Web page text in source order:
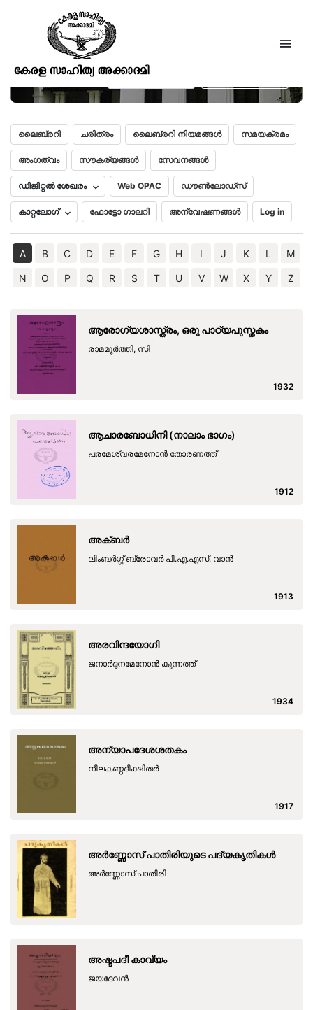
ശ്രീമഹാഭക്തചരിതാമൃതം
(ഒന്നാംഭാഗം)
മലയാളം
ലൈബ്രറി ചരിത്രം ലൈബ്രറി നിയമങ്ങൾ സമയക്രമം
അംഗത്വം സൗകര്യങ്ങൾ സേവനങ്ങൾ
ഡിജിറ്റൽ ശേഖരം Web OPAC ഡൗൺലോഡ്സ്
കാറ്റലോഗ് ഫോട്ടോ ഗാലറി അന്വേഷണങ്ങൾ Log in
A B C D E F G H I J K L M
N O P Q R S T U V W X Y Z
ആരോഗ്യശാസ്ത്രം, ഒരു പാഠ്യപുസ്തകം
രാമമൂര്‍ത്തി, സി
1932
ആചാരബോധിനി (നാലാം ഭാഗം)
പരമേശ്വരമേനോന്‍ തോരണത്ത്
1912
അക്ബര്‍
ലിംബര്‍ഗ്ഗ് ബ്രോവര്‍ പി.എ.എസ്. വാന്‍
1913
അരവിന്ദയോഗി
ജനാര്‍ദ്ദനമേനോന്‍ കുന്നത്ത്
1934
അന്യാപദേശശതകം
നീലകണ്ഠദീക്ഷിതര്‍
1917
അര്‍ണ്ണോസ് പാതിരിയുടെ പദ്യകൃതികള്‍
അര്‍ണ്ണോസ് പാതിരി
അഷ്ടപദീ കാവ്യം
ജയദേവന്‍